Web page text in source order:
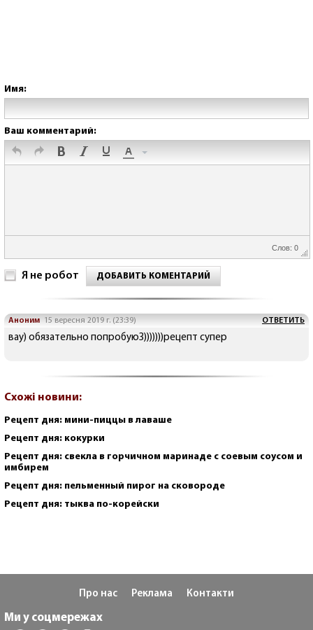
Имя:
Ваш комментарий:
Слов: 0
Я не робот ДОБАВИТЬ КОМЕНТАРИЙ
Аноним 15 вересня 2019 г. (23:39) ОТВЕТИТЬ
вау) обязательно попробуюЗ)))))))рецепт супер
Схожі новини:
Рецепт дня: мини-пиццы в лаваше
Рецепт дня: кокурки
Рецепт дня: свекла в горчичном маринаде с соевым соусом и
имбирем
Рецепт дня: пельменный пирог на сковороде
Рецепт дня: тыква по-корейски
Про нас Реклама Контакти
Ми у соцмережах